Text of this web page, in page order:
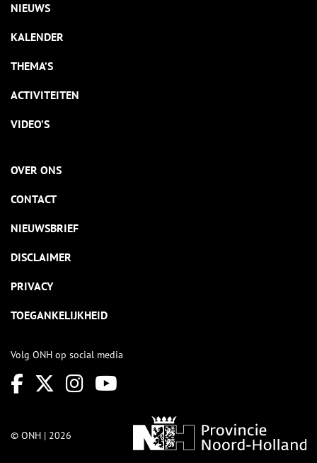
NIEUWS
KALENDER
THEMA’S
ACTIVITEITEN
VIDEO’S
OVER ONS
CONTACT
NIEUWSBRIEF
DISCLAIMER
PRIVACY
TOEGANKELIJKHEID
Volg ONH op social media
© ONH | 2026